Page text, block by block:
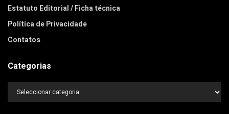
Estatuto Editorial / Ficha técnica
Política de Privacidade
Contatos
Categorias
Categorias